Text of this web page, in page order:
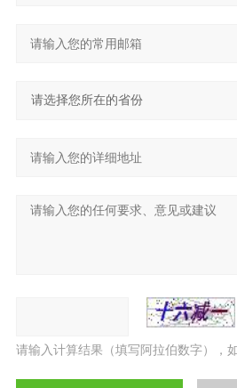
请输入计算结果（填写阿拉伯数字），